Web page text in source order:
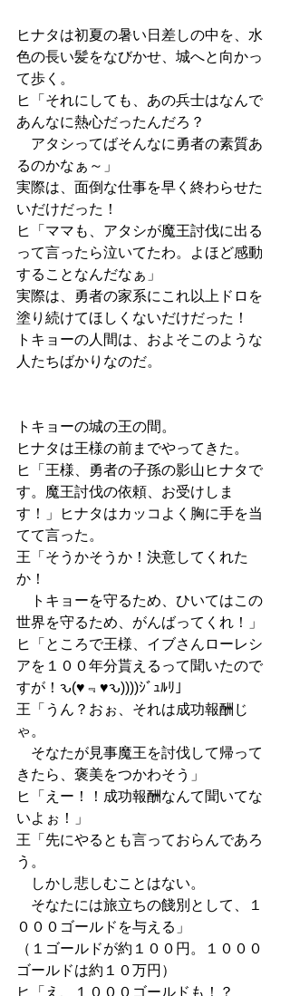
ヒナタは初夏の暑い日差しの中を、水
色の長い髪をなびかせ、城へと向かっ
て歩く。
ヒ「それにしても、あの兵士はなんで
あんなに熱心だったんだろ？
アタシってばそんなに勇者の素質あ
るのかなぁ～」
実際は、面倒な仕事を早く終わらせた
いだけだった！
ヒ「ママも、アタシが魔王討伐に出る
って言ったら泣いてたわ。よほど感動
することなんだなぁ」
実際は、勇者の家系にこれ以上ドロを
塗り続けてほしくないだけだった！
トキョーの人間は、およそこのような
人たちばかりなのだ。
トキョーの城の王の間。
ヒナタは王様の前までやってきた。
ヒ「王様、勇者の子孫の影山ヒナタで
す。魔王討伐の依頼、お受けしま
す！」ヒナタはカッコよく胸に手を当
てて言った。
王「そうかそうか！決意してくれた
か！
トキョーを守るため、ひいてはこの
世界を守るため、がんばってくれ！」
ヒ「ところで王様、イブさんローレシ
アを１００年分貰えるって聞いたので
すが！ԅ(♥️﹃♥️ԅ))))ｼﾞｭﾙﾘ」
王「うん？おぉ、それは成功報酬じ
ゃ。
そなたが見事魔王を討伐して帰って
きたら、褒美をつかわそう」
ヒ「えー！！成功報酬なんて聞いてな
いよぉ！」
王「先にやるとも言っておらんであろ
う。
しかし悲しむことはない。
そなたには旅立ちの餞別として、１
０００ゴールドを与える」
（１ゴールドが約１００円。１０００
ゴールドは約１０万円）
ヒ「え、１０００ゴールドも！？